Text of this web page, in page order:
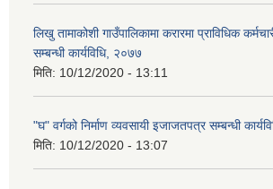
लिखु तामाकोशी गाउँपालिकामा करारमा प्राविधिक
सम्बन्धी कार्यविधि, २०७७
मिति: 10/12/2020 - 13:11
"घ" वर्गको निर्माण व्यवसायी इजाजतपत्र सम्बन्धी
मिति: 10/12/2020 - 13:07